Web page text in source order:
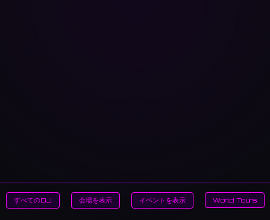
すべてのDJ 会場を表示 イベントを表示 World Tours